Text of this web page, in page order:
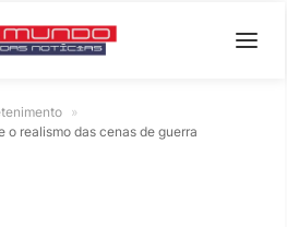
»
o realismo das cenas de guerra